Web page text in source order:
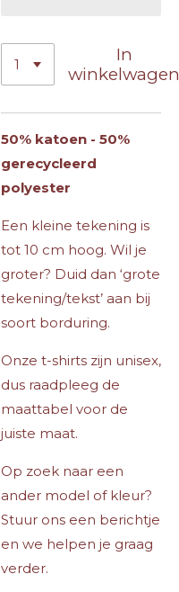
In
50% katoen - 50%
gerecycleerd
polyester
Een kleine tekening is
tot 10 cm hoog. Wil je
groter? Duid dan ‘grote
tekening/tekst’ aan bij
soort borduring.
Onze t-shirts zijn unisex,
dus raadpleeg de
maattabel voor de
juiste maat.
Op zoek naar een
ander model of kleur?
Stuur ons een berichtje
en we helpen je graag
verder.